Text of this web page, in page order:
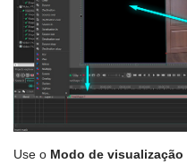
Use o Modo de visualização